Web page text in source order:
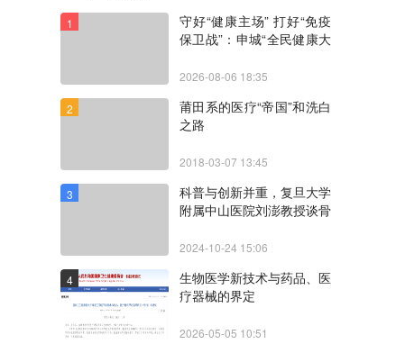
1
守好“健康主场” 打好“免疫
保卫战”：申城“全民健康大
防控
2026-08-06 18:35
2
莆田系的医疗“帝国”和洗白
之路
2018-03-07 13:45
3
科普与创新并重，复旦大学
附属中山医院刘澎教授谈骨
2024-10-24 15:06
4
生物医学新技术与药品、医
疗器械的界定
2026-05-05 10:51